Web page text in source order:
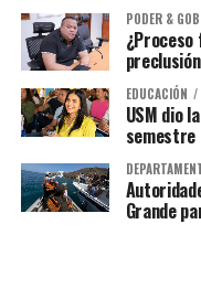
PODER &
EDUCACIÓN
USM dio
semestre
Grande